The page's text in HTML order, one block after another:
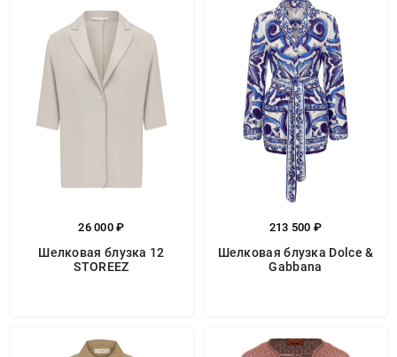
26 000 ₽
Шелковая блузка 12
STOREEZ
213 500 ₽
Шелковая блузка Dolce &
Gabbana